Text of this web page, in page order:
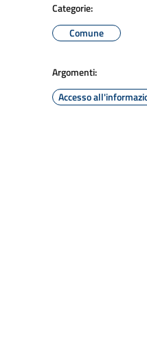
Categorie:
Comune
Argomenti:
Accesso